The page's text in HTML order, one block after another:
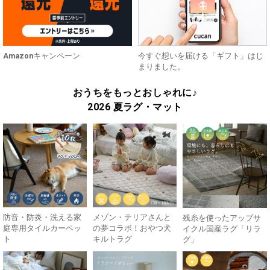
Amazonキャンペーン
今すぐ想いを届ける「ギフト」はじ
まりました。
おうちをもっとおしゃれに♪
2026 夏ラグ・マット
防音・防炎・洗える家
庭専用タイルカーペッ
ト
メゾン・テリアさんと
の夢コラボ！おやつ犬
キルトラグ
残糸を使ったアップサ
イクル国産ラグ「リラ
グ」